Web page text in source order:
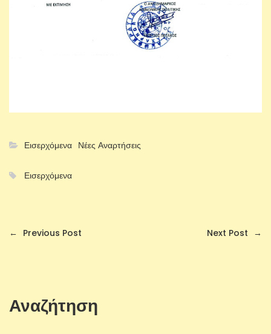
Εισερχόμενα Νέες Αναρτήσεις
Εισερχόμενα
← Previous Post Next Post →
Αναζήτηση